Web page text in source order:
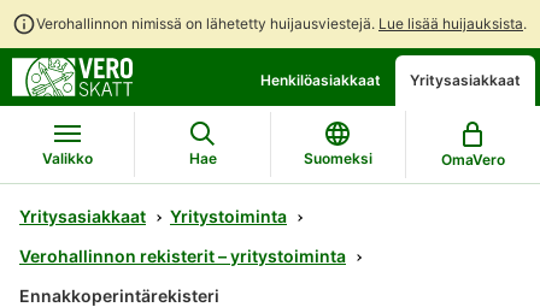
Verohallinnon nimissä on lähetetty huijausviestejä. Lue lisää huijauksista.
suoraan
sisältöön
koko
sivuston
hakuun
chattibotin
keskustelu
Henkilöasiakkaat Yritysasiakkaat
Valikko Hae Suomeksi OmaVero
Yritysasiakkaat
Yritystoiminta
Verohallinnon rekisterit – yritystoiminta
Ennakkoperintärekisteri